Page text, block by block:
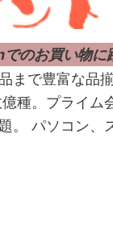
のお買い物
まで豊富な品
種。プライム
。 パソコン、